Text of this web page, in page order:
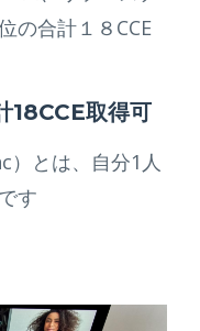
の合計１８CCE
18CCE取得可
）とは、自分1人
す